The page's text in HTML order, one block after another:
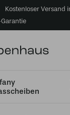
Kostenloser Versand
Tiffany